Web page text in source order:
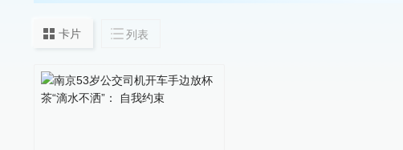
卡片 列表